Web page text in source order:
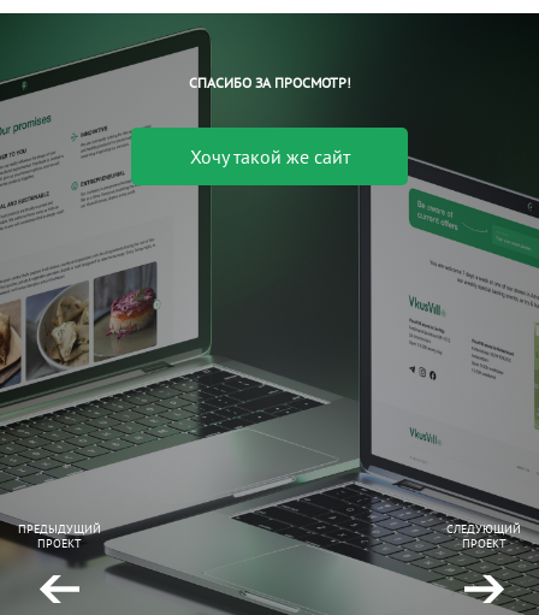
СПАСИБО ЗА ПРОСМОТР!
Хочу такой же сайт
ПРЕДЫДУЩИЙ
ПРОЕКТ
СЛЕДУЮЩИЙ
ПРОЕКТ